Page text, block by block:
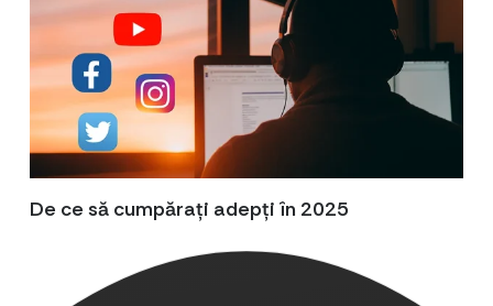
De ce să cumpărați adepți în 2025